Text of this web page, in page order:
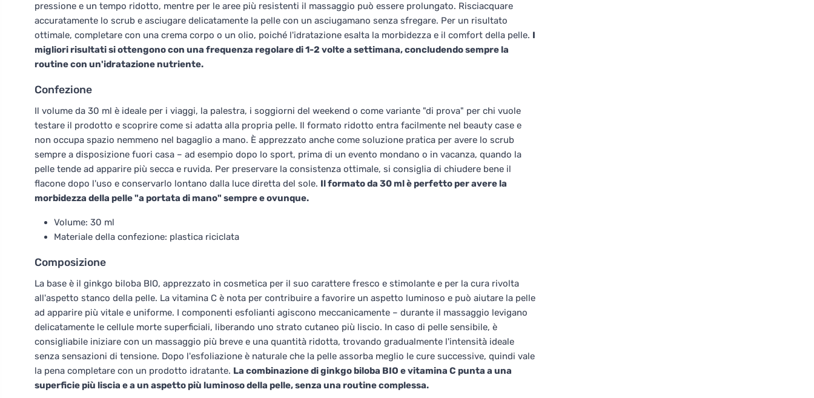
pressione e un tempo ridotto, mentre per le aree più resistenti il massaggio può essere prolungato. Risciacquare
accuratamente lo scrub e asciugare delicatamente la pelle con un asciugamano senza sfregare. Per un risultato
ottimale, completare con una crema corpo o un olio, poiché l'idratazione esalta la morbidezza e il comfort della pelle. I
migliori risultati si ottengono con una frequenza regolare di 1-2 volte a settimana, concludendo sempre la
routine con un'idratazione nutriente.
Confezione
Il volume da 30 ml è ideale per i viaggi, la palestra, i soggiorni del weekend o come variante "di prova" per chi vuole
testare il prodotto e scoprire come si adatta alla propria pelle. Il formato ridotto entra facilmente nel beauty case e
non occupa spazio nemmeno nel bagaglio a mano. È apprezzato anche come soluzione pratica per avere lo scrub
sempre a disposizione fuori casa – ad esempio dopo lo sport, prima di un evento mondano o in vacanza, quando la
pelle tende ad apparire più secca e ruvida. Per preservare la consistenza ottimale, si consiglia di chiudere bene il
flacone dopo l'uso e conservarlo lontano dalla luce diretta del sole. Il formato da 30 ml è perfetto per avere la
morbidezza della pelle "a portata di mano" sempre e ovunque.
Volume: 30 ml
Materiale della confezione: plastica riciclata
Composizione
La base è il ginkgo biloba BIO, apprezzato in cosmetica per il suo carattere fresco e stimolante e per la cura rivolta
all'aspetto stanco della pelle. La vitamina C è nota per contribuire a favorire un aspetto luminoso e può aiutare la pelle
ad apparire più vitale e uniforme. I componenti esfolianti agiscono meccanicamente – durante il massaggio levigano
delicatamente le cellule morte superficiali, liberando uno strato cutaneo più liscio. In caso di pelle sensibile, è
consigliabile iniziare con un massaggio più breve e una quantità ridotta, trovando gradualmente l'intensità ideale
senza sensazioni di tensione. Dopo l'esfoliazione è naturale che la pelle assorba meglio le cure successive, quindi vale
la pena completare con un prodotto idratante. La combinazione di ginkgo biloba BIO e vitamina C punta a una
superficie più liscia e a un aspetto più luminoso della pelle, senza una routine complessa.